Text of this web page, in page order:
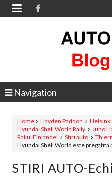

Navigation
Home Hayden Paddon
Hyundai Shell World Rally
Juho
Raliul Finlandei
Stiri auto
Hyundai Shell World este pregatita
STIRI AUTO-